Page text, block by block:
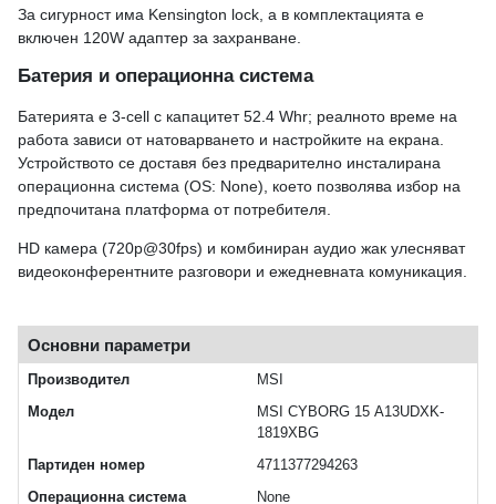
За сигурност има Kensington lock, а в комплектацията е
включен 120W адаптер за захранване.
Батерия и операционна система
Батерията е 3-cell с капацитет 52.4 Whr; реалното време на
работа зависи от натоварването и настройките на екрана.
Устройството се доставя без предварително инсталирана
операционна система (OS: None), което позволява избор на
предпочитана платформа от потребителя.
HD камера (720p@30fps) и комбиниран аудио жак улесняват
видеоконферентните разговори и ежедневната комуникация.
Основни параметри
Производител
MSI
Модел
MSI CYBORG 15 A13UDXK-
1819XBG
Партиден номер
4711377294263
Операционна система
None